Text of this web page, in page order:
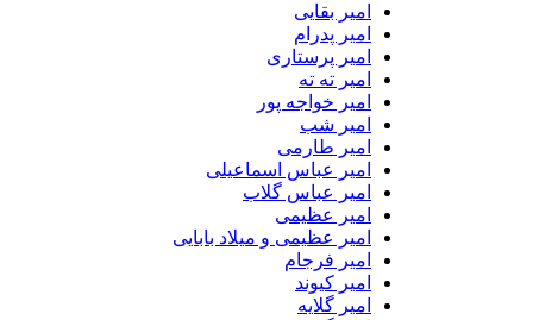
امیر بقایی
امیر پدرام
امیر پرستاری
امیر ته ته
امیر خواجه پور
امیر شب
امیر طارمی
امیر عباس اسماعیلی
امیر عباس گلاب
امیر عظیمی
امیر عظیمی و میلاد بابایی
امیر فرجام
امیر کیوند
امیر گلایه